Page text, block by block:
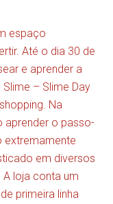
espaço
Até o dia 30 de
e aprender a
– Slime Day
Na
aprender o passo-
extremamente
em diversos
loja conta um
primeira linha